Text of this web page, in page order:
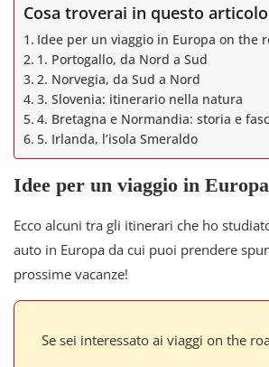
Cosa troverai in questo articolo
Idee per un viaggio in Europa on the
1. Portogallo, da Nord a Sud
2. Norvegia, da Sud a Nord
3. Slovenia: itinerario nella natura
4. Bretagna e Normandia: storia e
5. Irlanda, l’isola Smeraldo
Idee per un viaggio in
Ecco alcuni tra gli itinerari che ho
auto in Europa da cui puoi prendere
prossime vacanze!
Se sei interessato ai viaggi on the